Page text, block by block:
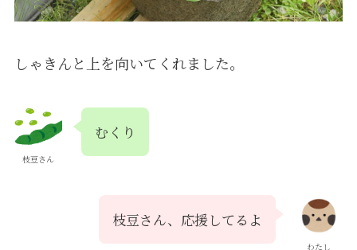
しゃきんと上を向いてくれました。
枝豆さん
むくり
わたし
枝豆さん、応援してるよ